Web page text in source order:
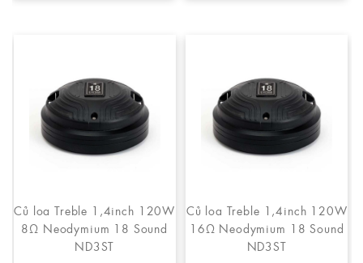
Củ loa Treble 1,4inch 120W
8Ω Neodymium 18 Sound
ND3ST
Củ loa Treble 1,4inch 120W
16Ω Neodymium 18 Sound
ND3ST